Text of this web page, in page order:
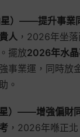
星）——提升事業
貴人 ，2026年坐
擺放2026年水
事業運，同時放
。
）——增強偏財
，2026年喺正